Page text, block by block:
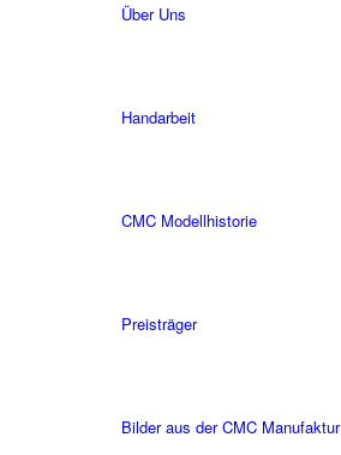
Über Uns
Handarbeit
CMC Modellhistorie
Preisträger
Bilder aus der CMC Manufaktur